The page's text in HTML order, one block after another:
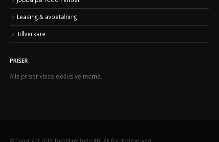
Leasing & avbetalning
Tillverkare
PRISER
Alla priser visas exklusive moms.
© Copyright 2018 Tumbling Todd AB. All Rights Reserved.